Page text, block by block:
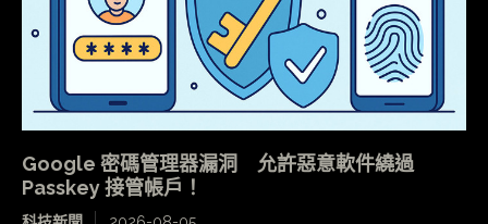
Google 密碼管理器漏洞 允許惡意軟件繞過
Passkey 接管帳戶！